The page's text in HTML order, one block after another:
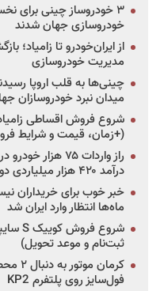
خودروسازی جهان شدند
از ایران‌خودرو تا
مدیریت خودروسازی
میدان نبرد خودروسازان
(+زمان، قیمت و شرایط
درآمد ۴۲۰ هزار میلیاردی دولت؟
خبر خوب برای خریداران
ماه‌ها انتظار وارد ایران شد
ثبت‌نام و موعد تحویل)
فول‌سایز روی پلتفرم KP2